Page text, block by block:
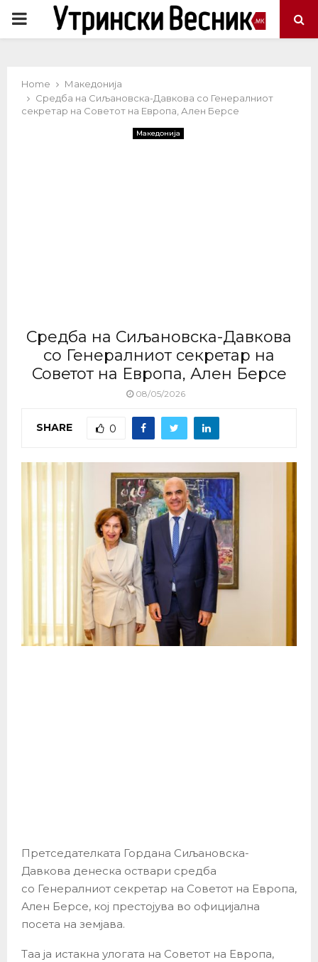
PRIMARY
Home
Македонија
Средба на Сиљановска-Давкова со Генералниот
секретар на Советот на Европа, Ален Берсе
Македонија
Средба на Сиљановска-Давкова
со Генералниот секретар на
Советот на Европа, Ален Берсе
08/05/2026
SHARE 0
Претседателката Гордана Сиљановска-
Давкова денеска оствари средба
со Генералниот секретар на Советот на Европа,
Ален Берсе, кој престојува во официјална
посета на земјава.
Таа ја истакна улогата на Советот на Европа,